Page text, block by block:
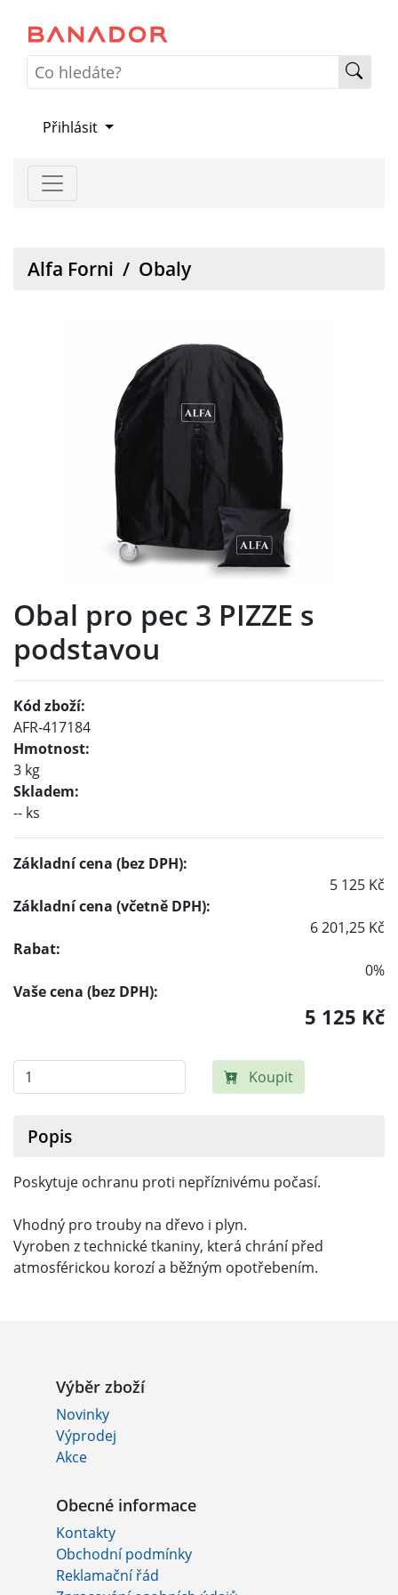
Přihlásit
Alfa Forni / Obaly
Obal pro pec 3 PIZZE s
podstavou
Kód zboží:
AFR-417184
Hmotnost:
3 kg
Skladem:
-- ks
Základní cena (bez DPH):
5 125 Kč
Základní cena (včetně DPH):
6 201,25 Kč
Rabat:
0%
Vaše cena (bez DPH):
5 125 Kč
Koupit
Popis
Poskytuje ochranu proti nepříznivému počasí.
Vhodný pro trouby na dřevo i plyn.
Vyroben z technické tkaniny, která chrání před
atmosférickou korozí a běžným opotřebením.
Výběr zboží
Novinky
Výprodej
Akce
Obecné informace
Kontakty
Obchodní podmínky
Reklamační řád